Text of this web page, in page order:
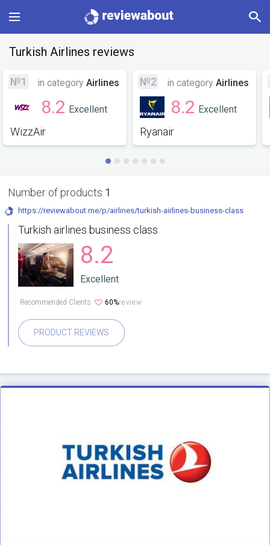
Main
Categories
Profile
Turkish Airlines reviews
№1 in category Airlines
8.2 Excellent
WizzAir
№2 in category Airlines
8.2 Excellent
Ryanair
Number of products 1
https://reviewabout.me/p/airlines/turkish-airlines-business-class
Turkish airlines business class
8.2
Excellent
review
60%
Recommended Clients
PRODUCT REVIEWS